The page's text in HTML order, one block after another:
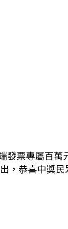
發票專屬百
，恭喜中獎民